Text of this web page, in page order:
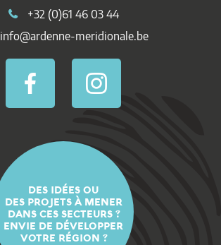
+32 (0)61 46 03 44
info@ardenne-meridionale.be
DES IDÉES OU
DES PROJETS À MENER
DANS CES SECTEURS ?
ENVIE DE DÉVELOPPER
VOTRE RÉGION ?